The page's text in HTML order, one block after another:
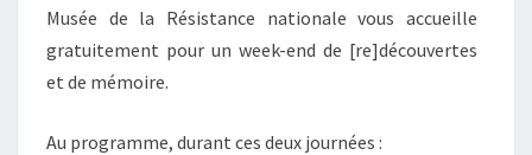
Musée de la Résistance nationale vous accueille
gratuitement pour un week-end de [re]découvertes
et de mémoire.
Au programme, durant ces deux journées :